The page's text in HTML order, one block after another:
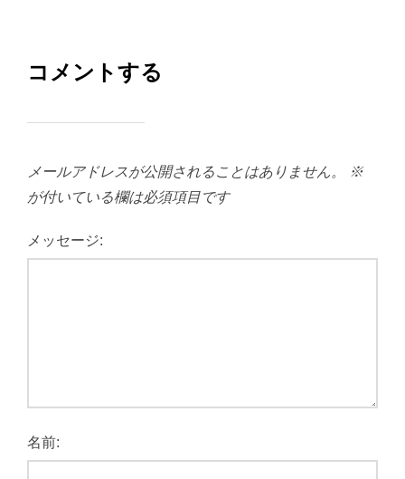
コメントする
メールアドレスが公開されることはありません。
※
が付いている欄は必須項目です
メッセージ:
名前: